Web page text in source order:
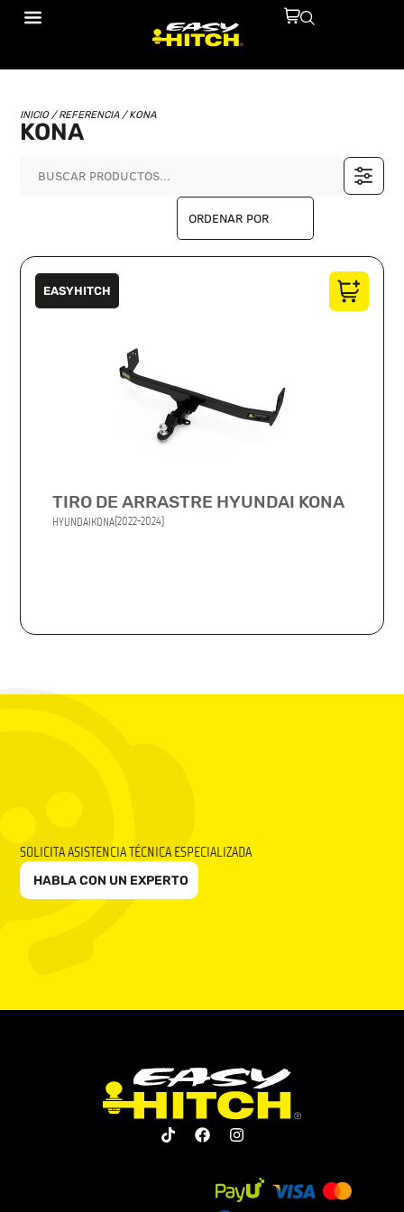
INICIO/ REFERENCIA / KONA
KONA
EASYHITCH
TIRO DE ARRASTRE HYUNDAI KONA
HYUNDAIKONA(2022-2024)
SOLICITA ASISTENCIA TÉCNICA ESPECIALIZADA
HABLA CON UN EXPERTO